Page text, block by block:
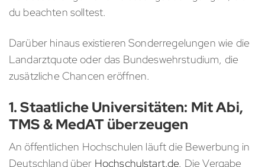
du beachten solltest.
Darüber hinaus existieren Sonderregelungen wie die
Landarztquote oder das Bundeswehrstudium, die
zusätzliche Chancen eröffnen.
1. Staatliche Universitäten: Mit Abi,
TMS & MedAT überzeugen
An öffentlichen Hochschulen läuft die Bewerbung in
Deutschland über Hochschulstart.de. Die Vergabe